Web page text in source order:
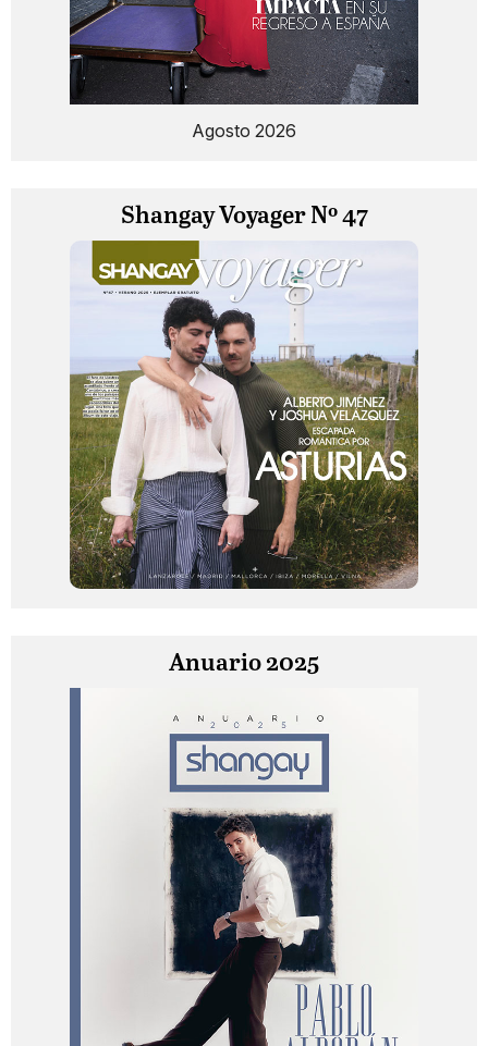
Agosto 2026
Shangay Voyager Nº 47
Anuario 2025